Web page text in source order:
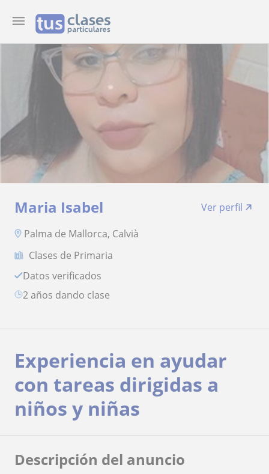
Maria Isabel
Ver perfil
Palma de Mallorca, Calvià
Clases de Primaria
Datos verificados
2 años dando clase
Experiencia en ayudar
con tareas dirigidas a
niños y niñas
Descripción del anuncio